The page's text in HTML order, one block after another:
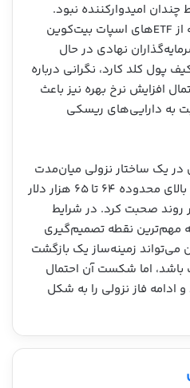
امیدوارکننده نبود.
خروج ۲۲۵ میلیون دلار سرمایه از ETFهای اسپات بیت‌کوین
نهادی در حال
کلد کارد، نگرانی درباره
افزایش نرخ بهره نیز باعث
به دارایی‌های ریسکی
یک ساختار نزولی میان‌مدت
قرار دارد و تا زمانی که نتواند بالای محدوده ۶۴ تا ۶۵ هزار دلار
روند صحبت کرد. در شرایط
۶۲,۳۰۰ دلار به مهم‌ترین نقطه تصمیم‌گیری
می‌تواند زمینه‌ساز یک بازگشت
اما شکست آن احتمال
فاز نزولی را به شکل